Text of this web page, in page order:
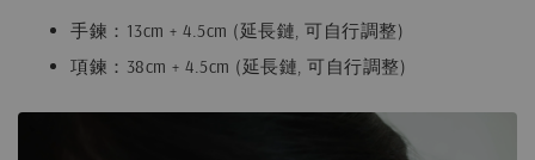
手鍊：13cm + 4.5cm (延長鏈, 可自行調整)
項鍊：38cm + 4.5cm (延長鏈, 可自行調整)